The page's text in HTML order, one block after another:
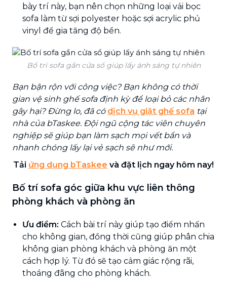
bày trí này, bạn nên chọn những loại vải bọc
sofa làm từ sợi polyester hoặc sợi acrylic phủ
vinyl để gia tăng độ bền.
Bố trí sofa gần cửa sổ giúp lấy ánh sáng tự nhiên
Bạn bận rộn với công việc? Bạn không có thời
gian vệ sinh ghế sofa định kỳ để loại bỏ các nhân
gây hại? Đừng lo, đã có dịch vụ giặt ghế sofa tại
nhà của bTaskee. Đội ngũ cộng tác viên chuyên
nghiệp sẽ giúp bạn làm sạch mọi vết bẩn và
nhanh chóng lấy lại vẻ sạch sẽ như mới.
Tải ứng dụng bTaskee và đặt lịch ngay hôm nay!
Bố trí sofa góc giữa khu vực liên thông
phòng khách và phòng ăn
Ưu điểm: Cách bài trí này giúp tạo điểm nhấn
cho không gian, đồng thời cũng giúp phân chia
không gian phòng khách và phòng ăn một
cách hợp lý. Từ đó sẽ tạo cảm giác rộng rãi,
thoáng đãng cho phòng khách.